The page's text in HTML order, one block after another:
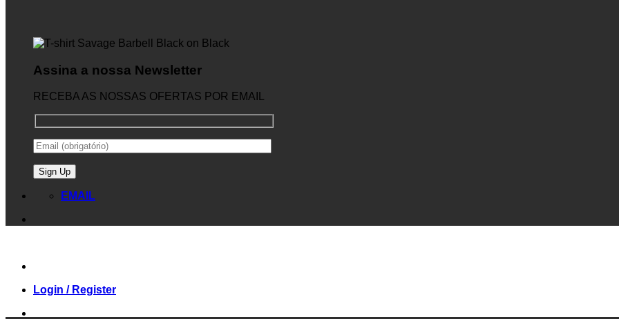
Assina a nossa Newsletter
RECEBA AS NOSSAS OFERTAS POR EMAIL
EMAIL
Login / Register